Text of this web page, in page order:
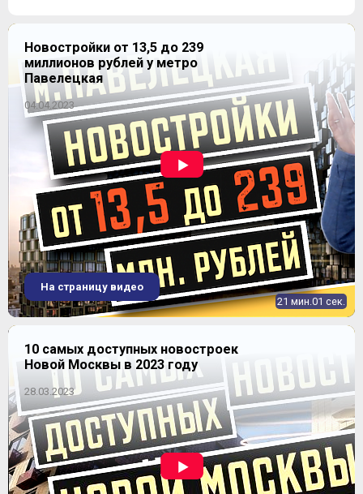
Новостройки от 13,5 до 239
миллионов рублей у метро
Павелецкая
04.04.2023
21 мин.01 сек.
На страницу видео
10 самых доступных новостроек
Новой Москвы в 2023 году
28.03.2023